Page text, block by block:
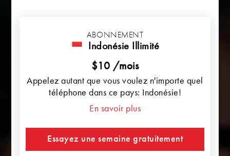
ABONNEMENT
Indonésie Illimité
$10 /mois
Appelez autant que vous voulez n'importe quel
téléphone dans ce pays: Indonésie!
En savoir plus
Essayez une semaine gratuitement